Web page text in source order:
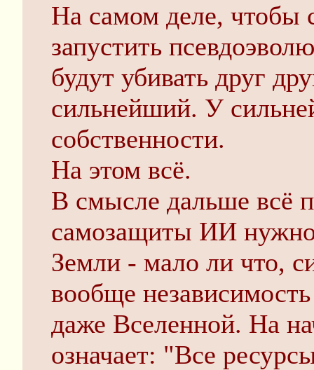
На самом деле, чтобы
запустить
будут убивать друг
сильнейший. У
собственности.
На этом всё.
В смысле дальше всё
самозащиты ИИ нужно
Земли - мало ли что,
вообще
даже Вселенной. На
означает: "Все